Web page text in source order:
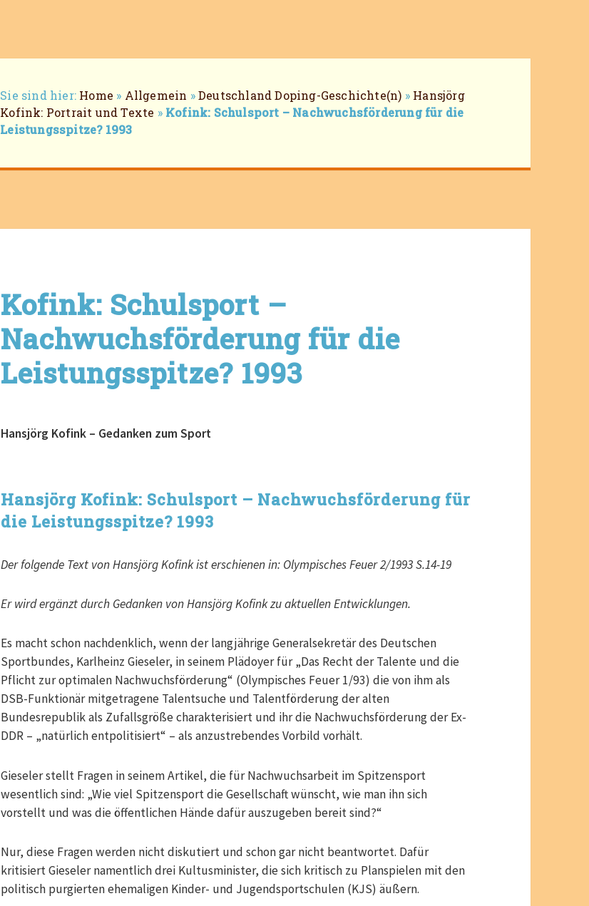
Breadcrumb-
Navigation
Sie sind hier: Home » Allgemein »Deutschland Doping-Geschichte(n) » Hansjörg
Kofink: Portrait und Texte » Kofink: Schulsport – Nachwuchsförderung für die
Leistungsspitze? 1993
Kofink: Schulsport –
Nachwuchsförderung für die
Leistungsspitze? 1993
Hansjörg Kofink – Gedanken zum Sport
Hansjörg Kofink: Schulsport – Nachwuchsförderung für
die Leistungsspitze? 1993
Der folgende Text von Hansjörg Kofink ist erschienen in: Olympisches Feuer 2/1993 S.14-19
Er wird ergänzt durch Gedanken von Hansjörg Kofink zu aktuellen Entwicklungen.
Es macht schon nachdenklich, wenn der langjährige Generalsekretär des Deutschen
Sportbundes, Karlheinz Gieseler, in seinem Plädoyer für „Das Recht der Talente und die
Pflicht zur optimalen Nachwuchsförderung“ (Olympisches Feuer 1/93) die von ihm als
DSB-Funktionär mitgetragene Talentsuche und Talentförderung der alten
Bundesrepublik als Zufallsgröße charakterisiert und ihr die Nachwuchsförderung der Ex-
DDR – „natürlich entpolitisiert“ – als anzustrebendes Vorbild vorhält.
Gieseler stellt Fragen in seinem Artikel, die für Nachwuchsarbeit im Spitzensport
wesentlich sind: „Wie viel Spitzensport die Gesellschaft wünscht, wie man ihn sich
vorstellt und was die öffentlichen Hände dafür auszugeben bereit sind?“
Nur, diese Fragen werden nicht diskutiert und schon gar nicht beantwortet. Dafür
kritisiert Gieseler namentlich drei Kultusminister, die sich kritisch zu Planspielen mit den
politisch purgierten ehemaligen Kinder- und Jugendsportschulen (KJS) äußern.